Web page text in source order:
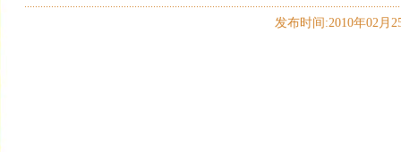
发布时间:2010年02月